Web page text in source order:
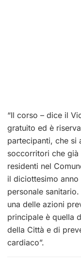
“Il corso – dice il
gratuito ed è
partecipanti, che si
soccorritori che
residenti nel
il diciottesimo
personale
una delle azioni
principale è quella
della Città e di
cardiaco”.